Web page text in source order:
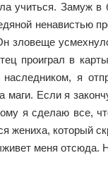
учиться.
ненавистью
проиграл в
я
Если я
я сделаю все,
жениха, который
меня отсюда.